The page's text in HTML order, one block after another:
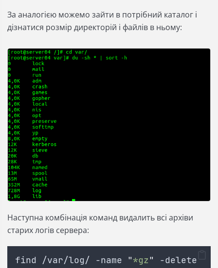
За аналогією можемо зайти в потрібний каталог і
дізнатися розмір директорій і файлів в ньому:
Наступна комбінація команд видалить всі архіви
старих логів сервера:
find /var/log/ -name "*gz" -delete